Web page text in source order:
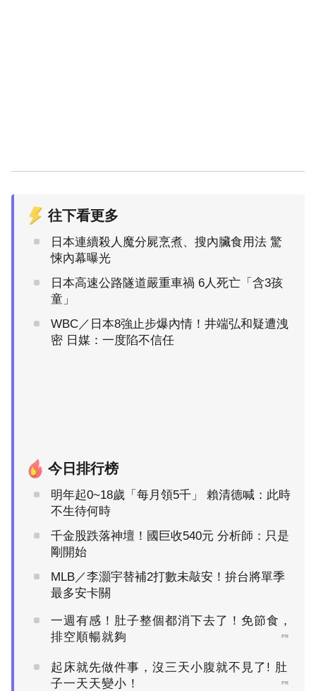
往下看更多
日本連續殺人魔分屍烹煮、搜內臟食用法 驚
悚內幕曝光
日本高速公路隧道嚴重車禍 6人死亡「含3孩
童」
WBC／日本8強止步爆內情！井端弘和疑遭洩
密 日媒：一度陷不信任
今日排行榜
明年起0~18歲「每月領5千」 賴清德喊：此時
不生待何時
千金股跌落神壇！國巨收540元 分析師：只是
剛開始
MLB／李灝宇替補2打數未敲安！拚台將單季
最多安卡關
一週有感！肚子整個都消下去了！免節食，
排空順暢就夠
PR
起床就先做件事，沒三天小腹就不見了! 肚
子一天天變小！
PR